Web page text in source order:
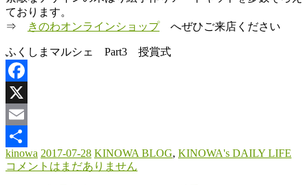
ております。
⇒
きのわオンラインショップへぜひご来店ください
ふくしまマルシェ Part3 授賞式
Facebook
X
Email
共
kinowa 2017-07-28 KINOWA BLOG, KINOWA's DAILY LIFE
コメントはまだありません